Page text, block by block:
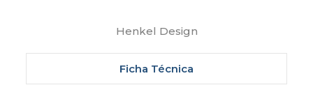
Henkel Design
Ficha Técnica